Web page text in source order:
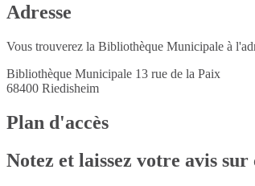
Adresse
Vous trouverez la Bibliothèque Municipale à
Bibliothèque Municipale 13 rue de la Paix
68400 Riedisheim
Plan d'accès
Notez et laissez votre avis